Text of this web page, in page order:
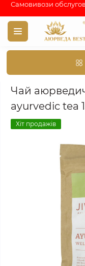
Самовивози
Аюрведа каталог
Чай
аyurvedic tea
Хіт продажів